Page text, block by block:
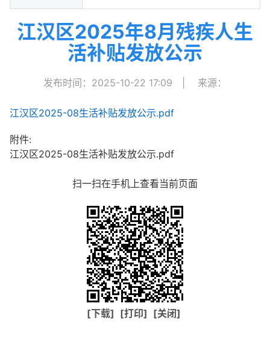
江汉区2025年8月残疾人生
活补贴发放公示
发布时间：2025-10-22 17:09 来源：
江汉区2025-08生活补贴发放公示.pdf
附件:
江汉区2025-08生活补贴发放公示.pdf
扫一扫在手机上查看当前页面
[下载] [打印] [关闭]